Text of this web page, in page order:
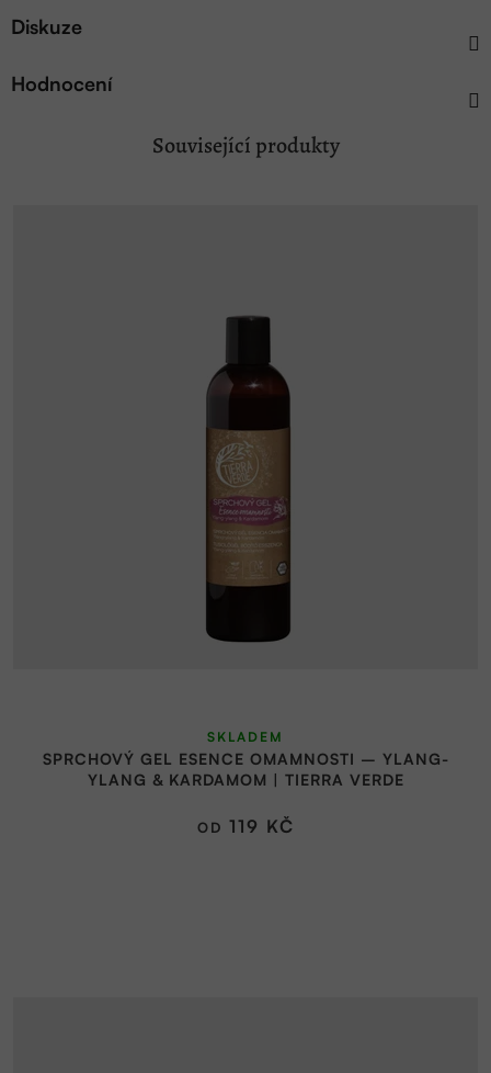
Diskuze
Hodnocení
Související produkty
SPRCHOVÝ GEL ESENCE OMAMNOSTI – YLANG-
YLANG & KARDAMOM | TIERRA VERDE
SKLADEM
OD 119 KČ